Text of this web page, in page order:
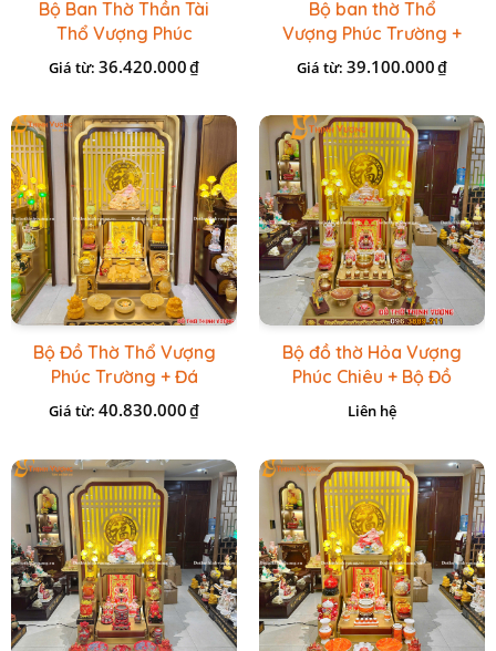
Bộ Ban Thờ Thần Tài
Thổ Vượng Phúc
Trường + Bộ Đồ Sứ
Cao Cấp Gấm Vàng
Giá từ: 36.420.000₫
Bộ ban thờ Thổ
Vượng Phúc Trường +
Đồ Sứ Vàng Đá Cao
Giá từ: 39.100.000₫
Bộ Đồ Thờ Thổ Vượng
Phúc Trường + Đá
Onix Vàng
Giá từ: 40.830.000₫
Bộ đồ thờ Hỏa Vượng
Phúc Chiêu + Bộ Đồ
Thờ Đá Đỏ Bọc Đồng
Cao cấp
Liên hệ